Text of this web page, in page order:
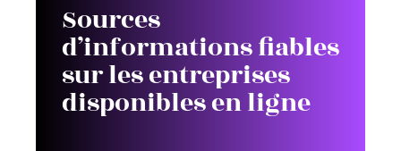
Sources
d’informations fiables
sur les entreprises
disponibles en ligne